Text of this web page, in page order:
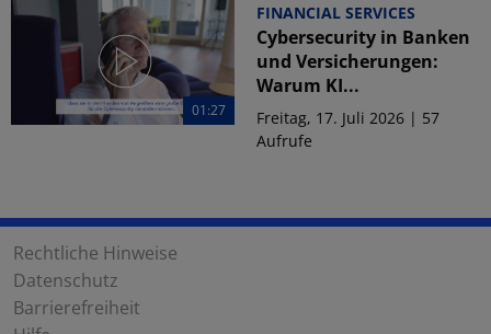
01:27
FINANCIAL SERVICES
Cybersecurity in Banken
und Versicherungen:
Warum KI...
Freitag, 17. Juli 2026 | 57
Aufrufe
Rechtliche Hinweise
Datenschutz
Barrierefreiheit